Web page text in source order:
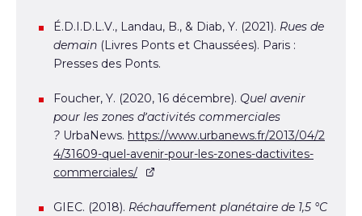
É.D.I.D.L.V., Landau, B., & Diab, Y. (2021). Rues de
demain (Livres Ponts et Chaussées). Paris :
Presses des Ponts.
Foucher, Y. (2020, 16 décembre). Quel avenir
pour les zones d’activités commerciales
? UrbaNews. https://www.urbanews.fr/2013/04/2
4/31609-quel-avenir-pour-les-zones-dactivites-
commerciales/
GIEC. (2018). Réchauffement planétaire de 1,5 °C